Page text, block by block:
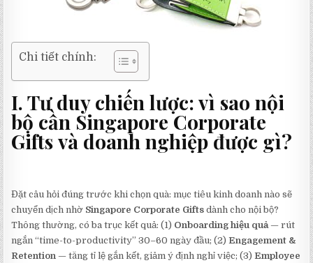
Chi tiết chính:
I. Tư duy chiến lược: vì sao nội
bộ cần Singapore Corporate
Giftsvà doanh nghiệp được gì?
Đặt câu hỏi đúng trước khi chọn quà: mục tiêu kinh doanh nào sẽ
chuyển dịch nhờ Singapore Corporate Gifts dành cho nội bộ?
Thông thường, có ba trục kết quả: (1) Onboarding hiệu quả — rút
ngắn “time-to-productivity” 30–60 ngày đầu; (2)Engagement &
Retention — tăng tỉ lệ gắn kết, giảm ý định nghỉ việc; (3)Employee